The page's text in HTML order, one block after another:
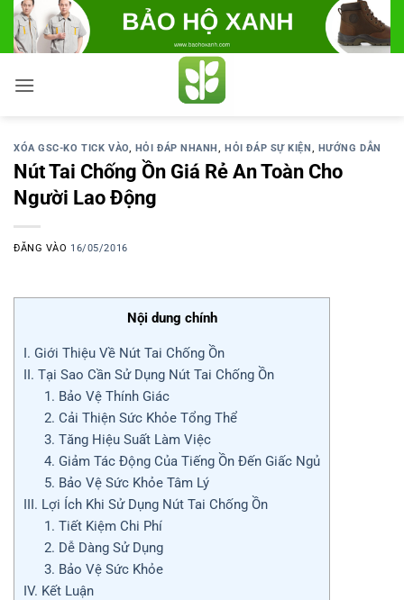
Bỏ
qua
nội
dung
XÓA GSC-KO TICK VÀO, HỎI ĐÁP NHANH, HỎI ĐÁP SỰ KIỆN , HƯỚNG DẪN
Nút Tai Chống Ồn Giá Rẻ An Toàn Cho
Người Lao Động
ĐĂNG VÀO 16/05/2016
Nội dung chính
I. Giới Thiệu Về Nút Tai Chống Ồn
II. Tại Sao Cần Sử Dụng Nút Tai Chống Ồn
1. Bảo Vệ Thính Giác
2. Cải Thiện Sức Khỏe Tổng Thể
3. Tăng Hiệu Suất Làm Việc
4. Giảm Tác Động Của Tiếng Ồn Đến Giấc Ngủ
5. Bảo Vệ Sức Khỏe Tâm Lý
III. Lợi Ích Khi Sử Dụng Nút Tai Chống Ồn
1. Tiết Kiệm Chi Phí
2. Dễ Dàng Sử Dụng
3. Bảo Vệ Sức Khỏe
IV. Kết Luận